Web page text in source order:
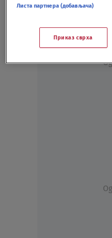
Листа партнера (добављача)
Приказ сврха